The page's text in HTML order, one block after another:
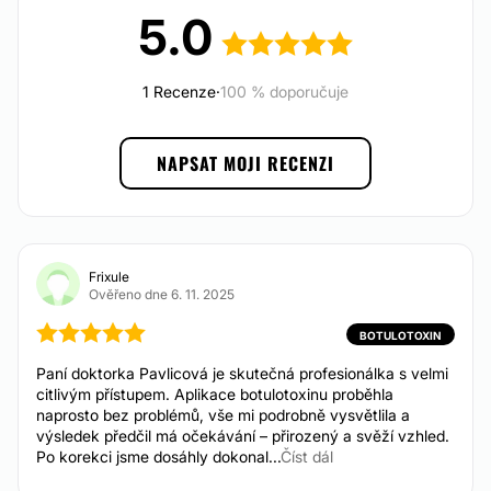
MUDr. Pavlicová
působí na Bestee Clinic v centru
Ostravy, jedné z nejmodernějších klinik na Moravě.
komplexní služby díky spolupráci odborníků z různých
lékařských oborů. Personál je připraven pomoci s
dispozici i mimo ordinační hodiny, včetně kontaktu
přes sociální sítě.
Asociace a ocenění:
Česká lékařská komora
4 roky
Poskytujeme služby v jazycích :
5.0
1 Recenze·100 % doporučuje
NAPSAT MOJI RECENZI
Frixule
Ověřeno dne 6. 11. 2025
BOTULOTOXIN
Paní doktorka Pavlicová je skutečná profesionálka s velmi
citlivým přístupem. Aplikace botulotoxinu proběhla
naprosto bez problémů, vše mi podrobně vysvětlila a
výsledek předčil má očekávání – přirozený a svěží vzhled.
Po korekci jsme dosáhly dokonal...Číst dál